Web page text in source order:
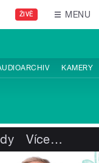
ŽIVĚ MENU
KAMERY
Více…